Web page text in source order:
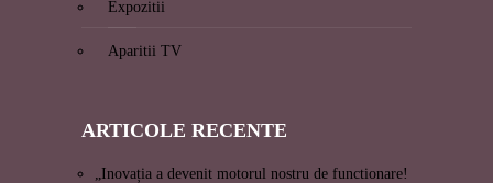
Expozitii
Aparitii TV
ARTICOLE RECENTE
„Inovația a devenit motorul nostru de functionare!